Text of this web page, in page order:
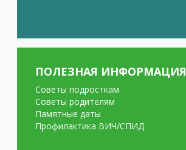
ПОЛЕЗНАЯ ИНФОРМАЦИЯ
Советы подросткам
Советы родителям
Памятные даты
Профилактика ВИЧ/СПИД